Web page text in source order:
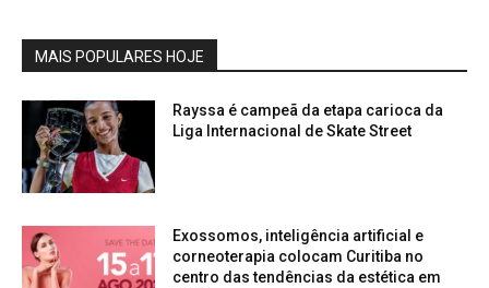
MAIS POPULARES HOJE
Rayssa é campeã da etapa carioca da
Liga Internacional de Skate Street
Exossomos, inteligência artificial e
corneoterapia colocam Curitiba no
centro das tendências da estética em